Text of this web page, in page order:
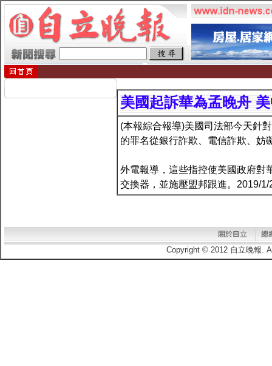
美國起訴華為孟晚舟
(本報綜合報導)美國司法部今天針
的罪名從銀行詐欺、電信詐欺、妨
外電報導，這些指控使美國政府對
交換器，並施壓盟邦跟進。2019/1/
Copyright © 2012 自立晚報.